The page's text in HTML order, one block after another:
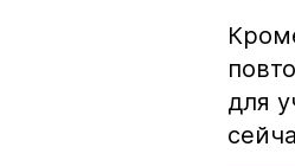
для